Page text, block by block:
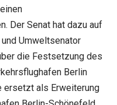
Der Senat hat dazu auf
Umweltsenator
die Festsetzung des
Berlin
ersetzt als Erweiterung